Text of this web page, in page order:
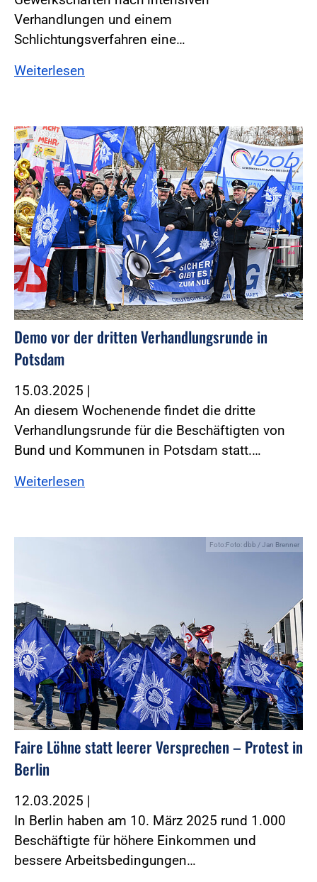
Verhandlungen und einem
Schlichtungsverfahren eine…
Weiterlesen
Foto:Foto: Windmüller
Demo vor der dritten Verhandlungsrunde in
Potsdam
15.03.2025 |
An diesem Wochenende findet die dritte
Verhandlungsrunde für die Beschäftigten von
Bund und Kommunen in Potsdam statt.…
Weiterlesen
Foto:Foto: dbb / Jan Brenner
Faire Löhne statt leerer Versprechen – Protest in
Berlin
12.03.2025 |
In Berlin haben am 10. März 2025 rund 1.000
Beschäftigte für höhere Einkommen und
bessere Arbeitsbedingungen…